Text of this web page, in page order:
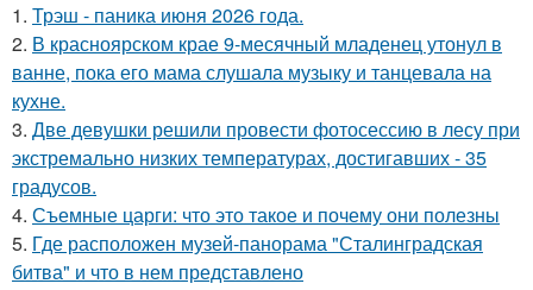
1. Трэш - паника июня 2026 года.
2. В красноярском крае 9-месячный младенец утонул в
ванне, пока его мама слушала музыку и танцевала на
кухне.
3. Две девушки решили провести фотосессию в лесу при
экстремально низких температурах, достигавших - 35
градусов.
4. Съемные царги: что это такое и почему они полезны
5. Где расположен музей-панорама "Сталинградская
битва" и что в нем представлено